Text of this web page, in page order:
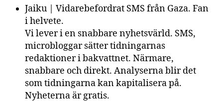
Jaiku | Vidarebefordrat SMS från Gaza. Fan
i helvete.
Vi lever i en snabbare nyhetsvärld. SMS,
microbloggar sätter tidningarnas
redaktioner i bakvattnet. Närmare,
snabbare och direkt. Analyserna blir det
som tidningarna kan kapitalisera på.
Nyheterna är gratis.